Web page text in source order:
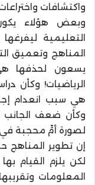
واكتشافات
وبعض هؤلاء
التعليمية
المناهج وتعميق
يسعون لحذفها
الرياضيات! وكأن
هي سبب انعدام
وكأن ضعف الجانب
لصورة أمٍّ محجبة في
إن تطوير المناهج
لكن يلزم القيام
المعلومات